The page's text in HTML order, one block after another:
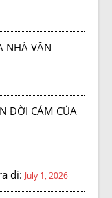
NHÀ VĂN
ĐỜI CẢM CỦA
đi: July 1, 2026